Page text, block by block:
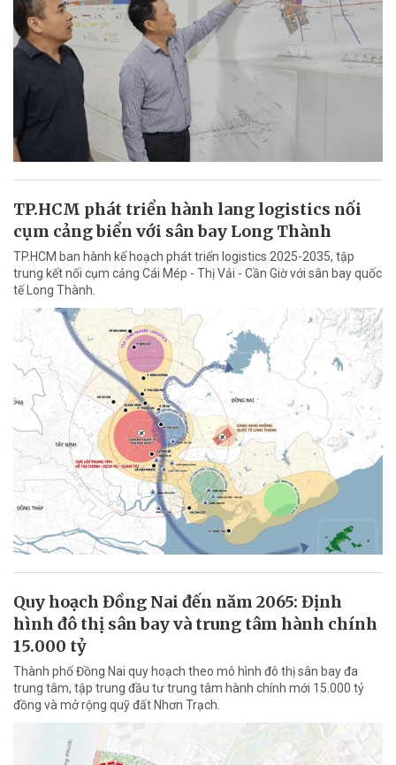
TP.HCM phát triển hành lang logistics nối
cụm cảng biển với sân bay Long Thành
TP.HCM ban hành kế hoạch phát triển logistics 2025-2035, tập
trung kết nối cụm cảng Cái Mép - Thị Vải - Cần Giờ với sân bay quốc
tế Long Thành.
Quy hoạch Đồng Nai đến năm 2065: Định
hình đô thị sân bay và trung tâm hành chính
15.000 tỷ
Thành phố Đồng Nai quy hoạch theo mô hình đô thị sân bay đa
trung tâm, tập trung đầu tư trung tâm hành chính mới 15.000 tỷ
đồng và mở rộng quỹ đất Nhơn Trạch.